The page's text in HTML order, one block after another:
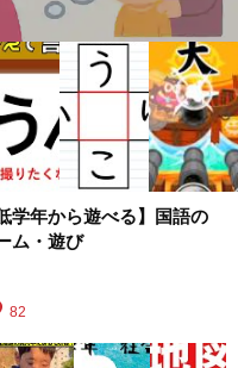
低学年から遊べる】国語の
ム・遊び
82